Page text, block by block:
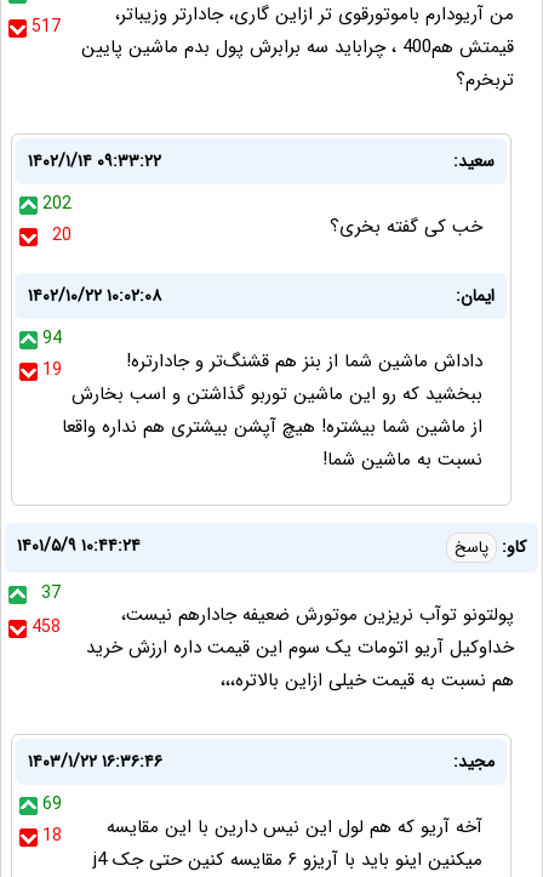
517
من آریودارم باموتورقوی تر ازاین گاری، جادارتر وزیباتر،
قیمتش هم400 ، چراباید سه برابرش پول بدم ماشین پایین
تربخرم؟
سعید:
۱۴۰۲/۱/۱۴ ۰۹:۳۳:۲۲
202
20
خب کی گفته بخری؟
ایمان:
۱۴۰۲/۱۰/۲۲ ۱۰:۰۲:۰۸
94
19
داداش ماشین شما از بنز هم قشنگ‌تر و جادارتره!
ببخشید که رو این ماشین توربو گذاشتن و اسب بخارش
از ماشین شما بیشتره! هیچ آپشن بیشتری هم نداره واقعا
نسبت به ماشین شما!
کاو: پاسخ
۱۴۰۱/۵/۹ ۱۰:۴۴:۲۴
37
458
پولتونو توآب نریزین موتورش ضعیفه جادارهم نیست،
خداوکیل آریو اتومات یک سوم این قیمت داره ارزش خرید
هم نسبت به قیمت خیلی ازاین بالاتره،،،
مجید:
۱۴۰۳/۱/۲۲ ۱۶:۳۶:۴۶
69
18
آخه آریو که هم لول این نیس دارین با این مقایسه
میکنین اینو باید با آریزو ۶ مقایسه کنین حتی جک j4